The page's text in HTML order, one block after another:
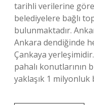
tarihli verilerine
belediyelere bağlı
bulunmaktadır.
Ankara dendiğinde
Çankaya
pahalı konutlarının
yaklaşık 1